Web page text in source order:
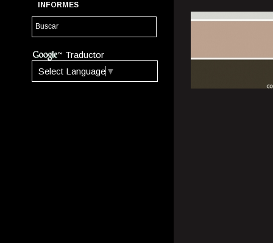
INFORMES
Traductor
Select Language ▼